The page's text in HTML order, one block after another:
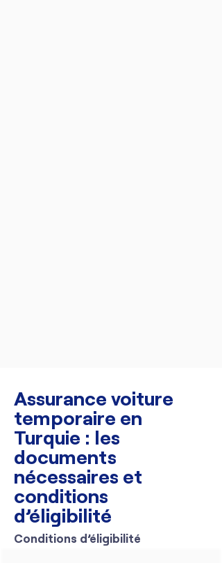
Assurance voiture
temporaire en
Turquie : les
documents
nécessaires et
conditions
d’éligibilité
Conditions d’éligibilité